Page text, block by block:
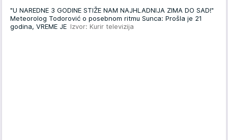
"U NAREDNE 3 GODINE STIŽE NAM NAJHLADNIJA ZIMA DO SAD!"
Meteorolog Todorović o posebnom ritmu Sunca: Prošla je 21
godina, VREME JE Izvor: Kurir televizija